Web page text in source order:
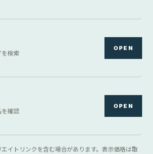
を検索
OPEN
を確認
OPEN
イトリンクを含む場合があります。表示価格は取